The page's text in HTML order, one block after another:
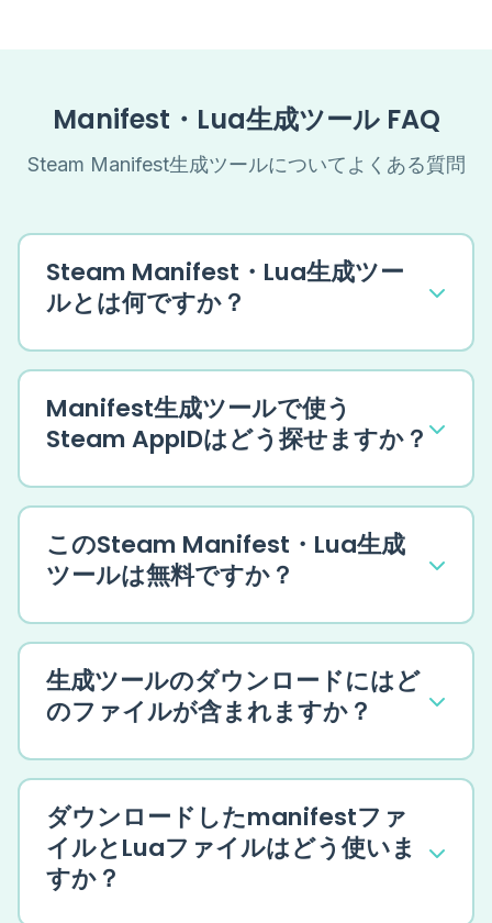
Manifest・Lua生成ツール FAQ
Steam Manifest生成ツールについてよくある質問
Steam Manifest・Lua生成ツー
ルとは何ですか？
Manifest生成ツールで使う
Steam AppIDはどう探せますか？
このSteam Manifest・Lua生成
ツールは無料ですか？
生成ツールのダウンロードにはど
のファイルが含まれますか？
ダウンロードしたmanifestファ
イルとLuaファイルはどう使いま
すか？